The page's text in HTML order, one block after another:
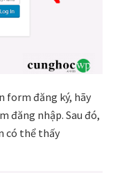
form đăng ký, hãy
đăng nhập. Sau đó,
có thể thấy